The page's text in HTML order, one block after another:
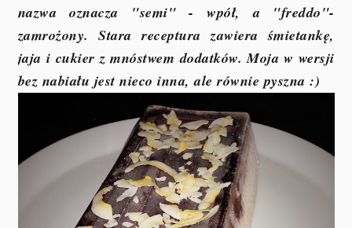
nazwa oznacza "semi" - wpół, a "freddo"-
zamrożony. Stara receptura zawiera śmietankę,
jaja i cukier z mnóstwem dodatków. Moja w wersji
bez nabiału jest nieco inna, ale równie pyszna :)